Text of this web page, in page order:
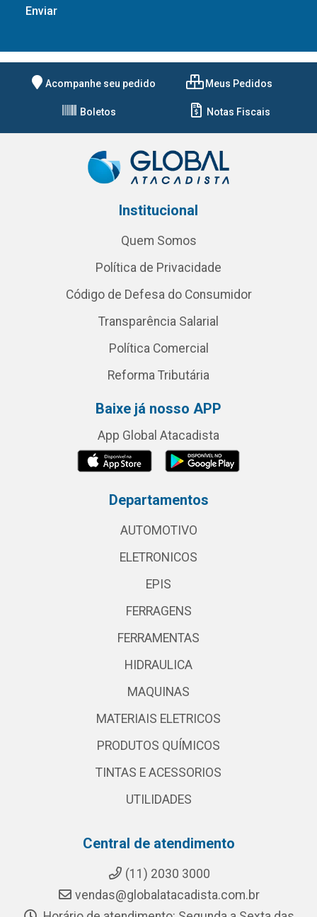
Acompanhe seu pedido Meus Pedidos
Boletos Notas Fiscais
Institucional
Quem Somos
Política de Privacidade
Código de Defesa do Consumidor
Transparência Salarial
Política Comercial
Reforma Tributária
Baixe já nosso APP
App Global Atacadista
Departamentos
AUTOMOTIVO
ELETRONICOS
EPIS
FERRAGENS
FERRAMENTAS
HIDRAULICA
MAQUINAS
MATERIAIS ELETRICOS
PRODUTOS QUÍMICOS
TINTAS E ACESSORIOS
UTILIDADES
Central de atendimento
(11) 2030 3000
vendas@globalatacadista.com.br